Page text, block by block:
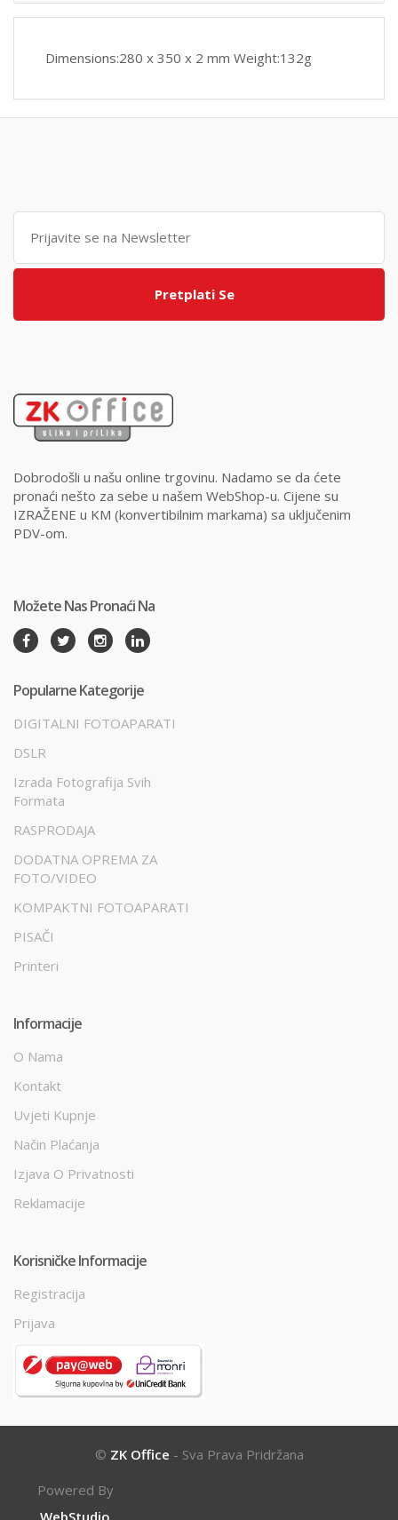
Dimensions:280 x 350 x 2 mm Weight:132g
Pretplati Se
Dobrodošli u našu online trgovinu. Nadamo se da ćete
pronaći nešto za sebe u našem WebShop-u. Cijene su
IZRAŽENE u KM (konvertibilnim markama) sa uključenim
PDV-om.
Možete Nas Pronaći Na
Popularne Kategorije
DIGITALNI FOTOAPARATI
DSLR
Izrada Fotografija Svih
Formata
RASPRODAJA
DODATNA OPREMA ZA
FOTO/VIDEO
KOMPAKTNI FOTOAPARATI
PISAČI
Printeri
Informacije
O Nama
Kontakt
Uvjeti Kupnje
Način Plaćanja
Izjava O Privatnosti
Reklamacije
Korisničke Informacije
Registracija
Prijava
© ZK Office - Sva Prava Pridržana
Powered By